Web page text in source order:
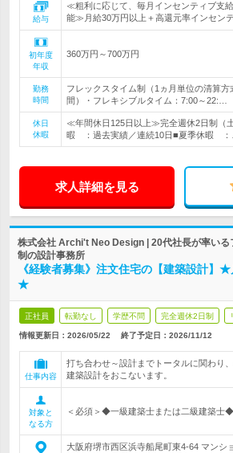
給与
≪粗利に応じて、毎月インセンティブ支
能≫月給30万円以上＋高還元率インセン
初年度
年収
360万円～700万円
勤務
時間
フレックスタイム制（1ヵ月単位の清算方
間）・フレキシブルタイム：7:00～22:…
休日
休暇
≪年間休日125日以上≫完全週休2日制（
暇 ：過去実績／連続10日■夏季休暇 ：
求人詳細を見る
株式会社 Archi't Neo Design | 20代社長が率いる
制の設計事務所
《経験者募集》注文住宅の【建築設計】
★
正社員 転勤なし 学歴不問 完全週休2日制
情報更新日：2026/05/22 終了予定日： 2026/11/12
仕事内容
打ち合わせ～設計までトータルに関わり
建築設計をおこないます。
対象と
なる方
＜必須＞◆一級建築士または二級建築士
大阪府堺市西区浜寺船尾町東4-64 マンシ